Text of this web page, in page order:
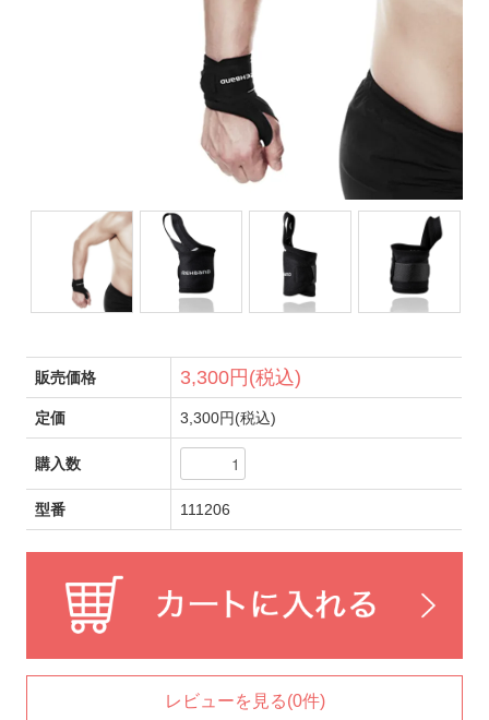
販売価格 3,300円(税込)
定価 3,300円(税込)
購入数
型番 111206
レビューを見る(0件)